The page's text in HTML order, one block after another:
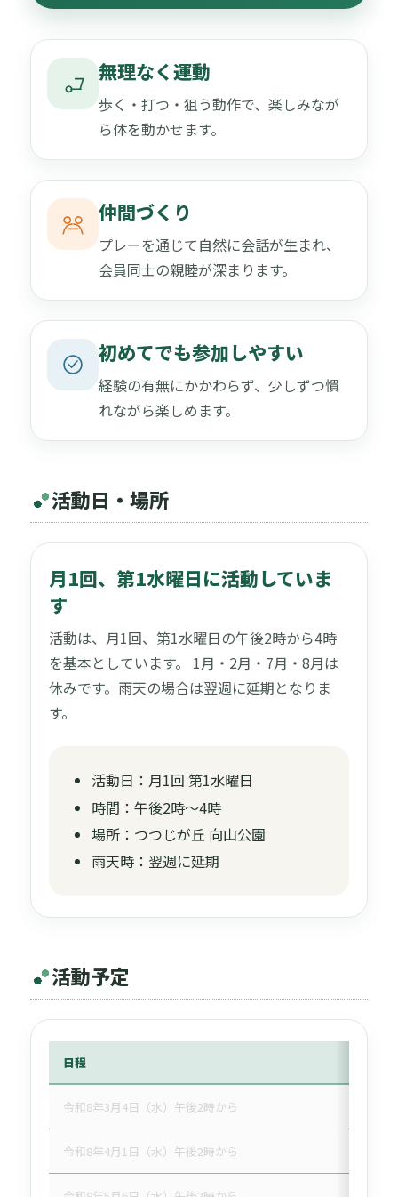
無理なく運動
歩く・打つ・狙う動作で、楽しみなが
ら体を動かせます。
仲間づくり
プレーを通じて自然に会話が生まれ、
会員同士の親睦が深まります。
初めてでも参加しやすい
経験の有無にかかわらず、少しずつ慣
れながら楽しめます。
活動日・場所
月1回、第1水曜日に活動していま
す
活動は、月1回、第1水曜日の午後2時から4時
を基本としています。 1月・2月・7月・8月は
休みです。雨天の場合は翌週に延期となりま
す。
活動日：月1回 第1水曜日
時間：午後2時〜4時
場所：つつじが丘 向山公園
雨天時：翌週に延期
活動予定
日程
令和8年3月4日（水）午後2時から
令和8年4月1日（水）午後2時から